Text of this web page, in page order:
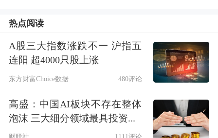
热点阅读
A股三大指数涨跌不一 沪指五
连阳 超4000只股上涨
东方财富Choice数据 480评论
高盛：中国AI板块不存在整体
泡沫 三大细分领域最具投资...